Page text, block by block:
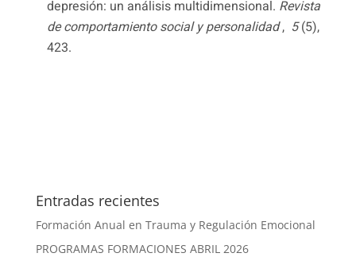
depresión: un análisis multidimensional. Revista
de comportamiento social y personalidad, 5(5),
423.
Entradas recientes
Formación Anual en Trauma y Regulación Emocional
PROGRAMAS FORMACIONES ABRIL 2026